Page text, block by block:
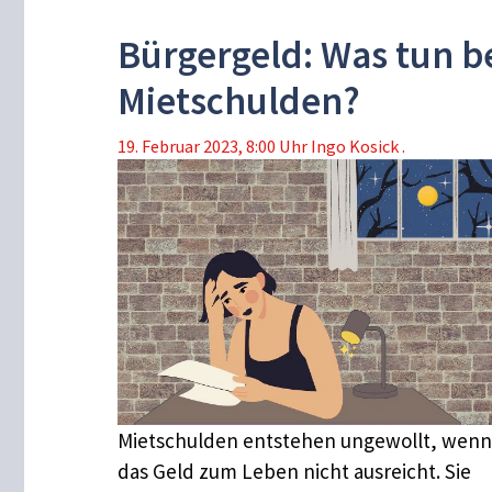
Bürgergeld: Was tun
Mietschulden?
19. Februar 2023, 8:00 Uhr Ingo Kosick .
Mietschulden entstehen ungewollt, wenn
das Geld zum Leben nicht ausreicht. Sie